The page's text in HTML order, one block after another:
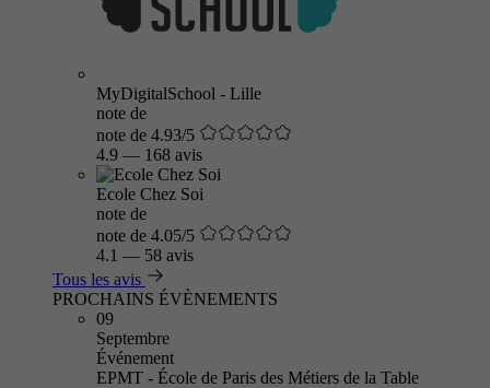
MyDigitalSchool - Lille
note de
note de 4.93/5
4.9 — 168 avis
Ecole Chez Soi
note de
note de 4.05/5
4.1 — 58 avis
Tous les avis
PROCHAINS ÉVÈNEMENTS
09
Septembre
Événement
EPMT - École de Paris des Métiers de la Table